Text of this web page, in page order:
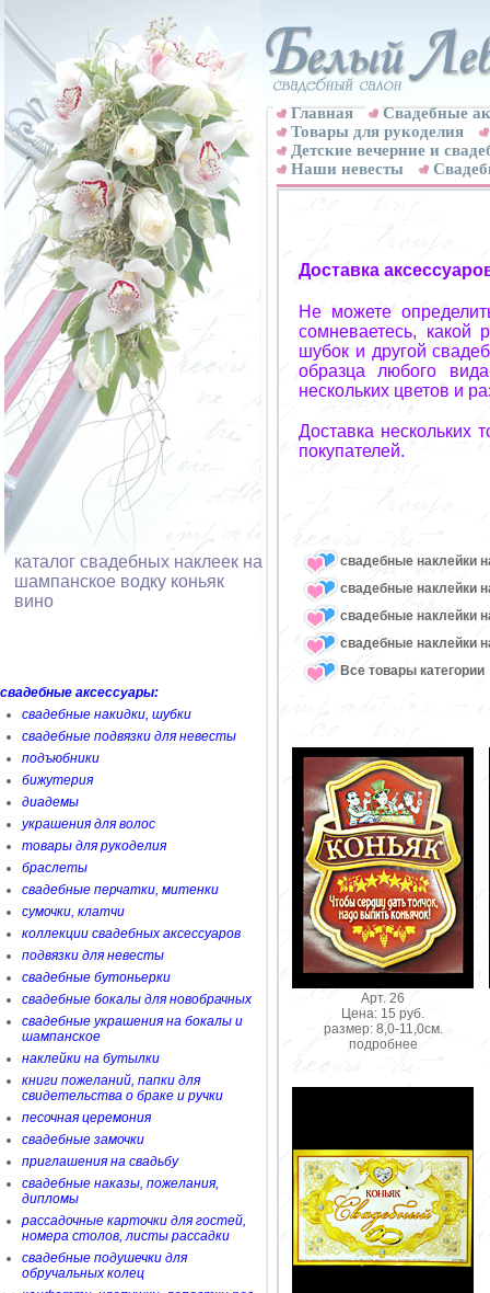
каталог свадебных наклеек на
шампанское водку коньяк
вино
свадебные аксессуары:
свадебные накидки, шубки
свадебные подвязки для невесты
подъюбники
бижутерия
диадемы
украшения для волос
товары для рукоделия
браслеты
свадебные перчатки, митенки
сумочки, клатчи
коллекции свадебных аксессуаров
подвязки для невесты
свадебные бутоньерки
свадебные бокалы для новобрачных
свадебные украшения на бокалы и
шампанское
наклейки на бутылки
книги пожеланий, папки для
свидетельства о браке и ручки
песочная церемония
свадебные замочки
приглашения на свадьбу
свадебные наказы, пожелания,
дипломы
рассадочные карточки для гостей,
номера столов, листы рассадки
свадебные подушечки для
обручальных колец
Главная
Свадебные
Товары для рукоделия
Детские вечерние и
Наши невесты
Доставка
Не можете
сомневаетесь, какой
шубок и другой
образца любого
нескольких цветов и
Доставка нескольких
покупателей.
свадебные наклейки
свадебные наклейки
свадебные наклейки
свадебные наклейки
Все товары категории
Арт. 26
Цена: 15 руб.
размер: 8,0-11,0см.
подробнее